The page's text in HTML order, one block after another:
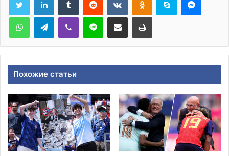
WhatsAppTelegramViber Line Поделиться через электронную почту Печатать
Похожие статьи